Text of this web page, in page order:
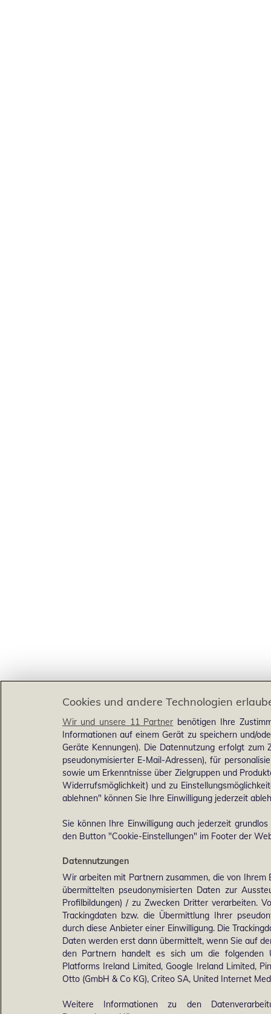
Cookies und andere Technologien
Wir und unsere 11 Partner benötigen Ihre
Informationen auf einem Gerät zu speichern und/
Geräte Kennungen). Die Datennutzung erfolgt
pseudonymisierter E-Mail-Adressen), für
sowie um Erkenntnisse über Zielgruppen und
Widerrufsmöglichkeit) und zu
ablehnen" können Sie Ihre Einwilligung jederzeit
Sie können Ihre Einwilligung auch jederzeit
den Button "Cookie-Einstellungen" im Footer der
Datennutzungen
Wir arbeiten mit Partnern zusammen, die von Ihrem
übermittelten pseudonymisierten Daten zur
Profilbildungen) / zu Zwecken Dritter verarbeiten.
Trackingdaten bzw. die Übermittlung Ihrer
durch diese Anbieter einer Einwilligung. Die
Daten werden erst dann übermittelt, wenn Sie auf
den Partnern handelt es sich um die folgenden
Platforms Ireland Limited, Google Ireland Limited,
Otto (GmbH & Co KG), Criteo SA, United Internet
Weitere Informationen zu den